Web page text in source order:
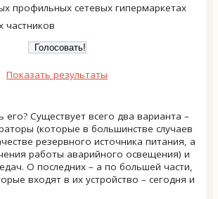
профильных сетевых гипермаркетах
частников
Показать результаты
его? Существует всего два варианта –
(которые в большинстве случаев
резервного источника питания, а
работы аварийного освещения) и
О последних – а по большей части,
входят в их устройство – сегодня и